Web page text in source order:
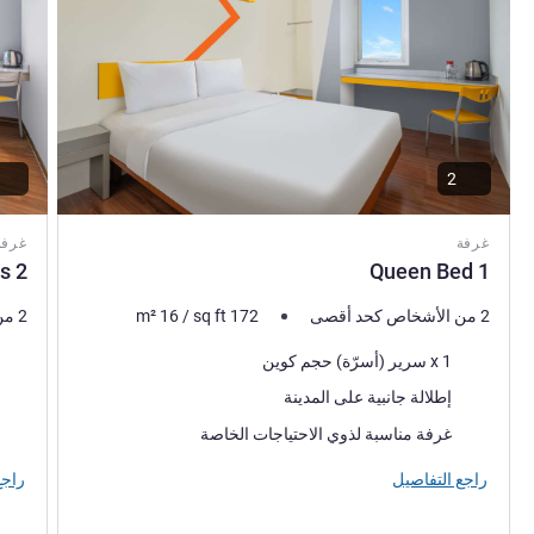
غرفة
1 Queen Bed
2 من الأشخاص كحد أقصى m² 16/sq ft 172
فرش السرير
1 x سرير (أسرّة) حجم كوين
المناظر:إطلالة جانبية على المدينة
غرفة مناسبة لذوي الاحتياجات الخاصة
راجع التفاصيل
2 Single Beds
2 من الأشخاص كحد أقصى